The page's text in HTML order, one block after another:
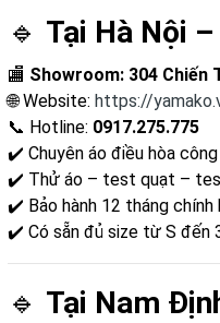
🔹 Tại Hà Nội
🏬 Showroom: 304 Chiến
🌐 Website: https://
📞 Hotline: 0917.275.775
✔️ Chuyên áo điều hòa
✔️ Thử áo – test quạt –
✔️ Bảo hành 12 tháng chính
✔️ Có sẵn đủ size từ S đến
🔹 Tại Nam